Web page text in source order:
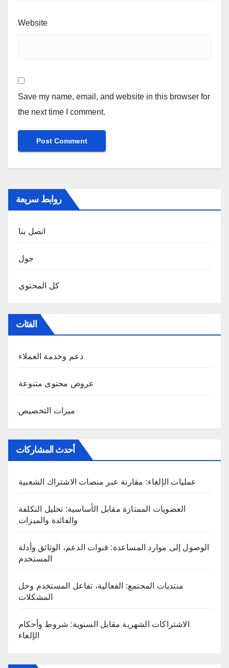
Website
Save my name, email, and website in this browser for
the next time I comment.
روابط سريعة
اتصل بنا
حول
كل المحتوى
الفئات
دعم وخدمة العملاء
عروض محتوى متنوعة
ميزات التخصيص
أحدث المشاركات
عمليات الإلغاء: مقارنة عبر منصات الاشتراك الشعبية
العضويات الممتازة مقابل الأساسية: تحليل التكلفة
والفائدة والميزات
الوصول إلى موارد المساعدة: قنوات الدعم، الوثائق وأدلة
المستخدم
منتديات المجتمع: الفعالية، تفاعل المستخدم وحل
المشكلات
الاشتراكات الشهرية مقابل السنوية: شروط وأحكام
الإلغاء